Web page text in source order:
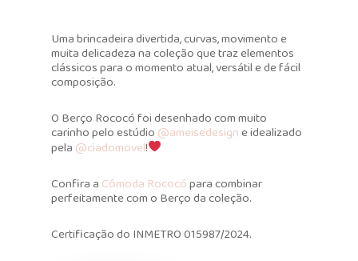
Uma brincadeira divertida, curvas, movimento e
muita delicadeza na coleção que traz elementos
clássicos para o momento atual, versátil e de fácil
composição.
O Berço Rococó foi desenhado com muito
carinho pelo estúdio @ameisedesigne idealizado
pela @ciadomovel!
Confira a Cômoda Rococópara combinar
perfeitamente com o Berço da coleção.
Certificação do INMETRO 015987/2024.